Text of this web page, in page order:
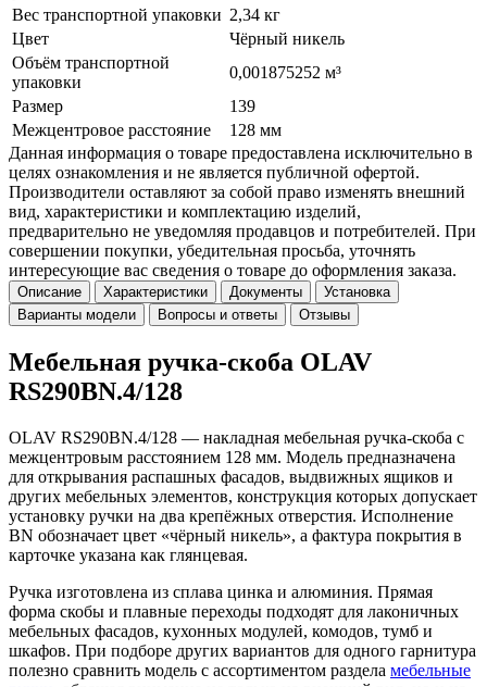
Вес транспортной упаковки 2,34 кг
Цвет
Чёрный никель
Объём транспортной
упаковки
0,001875252 м³
Размер
139
Межцентровое расстояние
128 мм
Данная информация о товаре предоставлена исключительно в
целях ознакомления и не является публичной офертой.
Производители оставляют за собой право изменять внешний
вид, характеристики и комплектацию изделий,
предварительно не уведомляя продавцов и потребителей. При
совершении покупки, убедительная просьба, уточнять
интересующие вас сведения о товаре до оформления заказа.
Описание Характеристики Документы
Установка
Варианты модели
Вопросы и ответы Отзывы
Мебельная ручка-скоба OLAV
RS290BN.4/128
OLAV RS290BN.4/128 — накладная мебельная ручка-скоба с
межцентровым расстоянием 128 мм. Модель предназначена
для открывания распашных фасадов, выдвижных ящиков и
других мебельных элементов, конструкция которых допускает
установку ручки на два крепёжных отверстия. Исполнение
BN обозначает цвет «чёрный никель», а фактура покрытия в
карточке указана как глянцевая.
Ручка изготовлена из сплава цинка и алюминия. Прямая
форма скобы и плавные переходы подходят для лаконичных
мебельных фасадов, кухонных модулей, комодов, тумб и
шкафов. При подборе других вариантов для одного гарнитура
полезно сравнить модель с ассортиментом раздела мебельные